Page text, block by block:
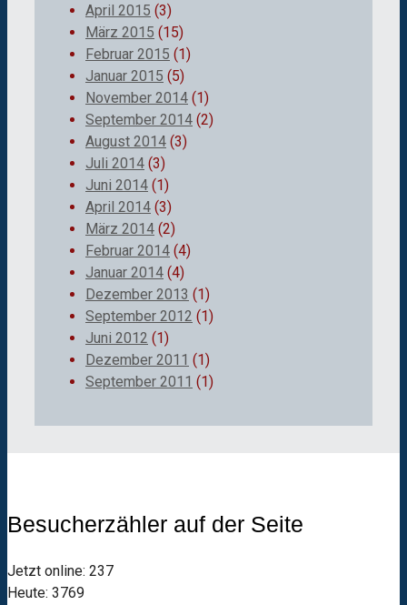
April 2015 (3)
März 2015 (15)
Februar 2015 (1)
Januar 2015 (5)
November 2014 (1)
September 2014 (2)
August 2014 (3)
Juli 2014 (3)
Juni 2014 (1)
April 2014 (3)
März 2014 (2)
Februar 2014 (4)
Januar 2014 (4)
Dezember 2013 (1)
September 2012 (1)
Juni 2012 (1)
Dezember 2011 (1)
September 2011 (1)
Besucherzähler auf der Seite
Jetzt online: 237
Heute: 3769